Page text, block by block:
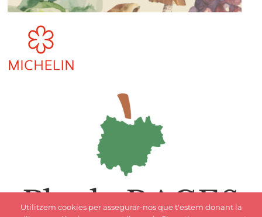
Utilitzem cookies per assegurar-nos que t'estem donant la